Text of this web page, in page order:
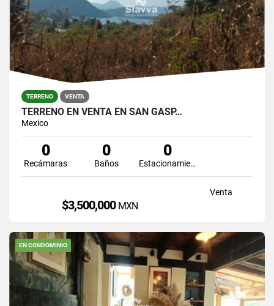
TERRENO VENTA
TERRENO EN VENTA EN SAN GASP…
Mexico
0
Recámaras
0
Baños
0
Estacionamiento
Venta
$3,500,000 MXN
EN CONDOMINIO